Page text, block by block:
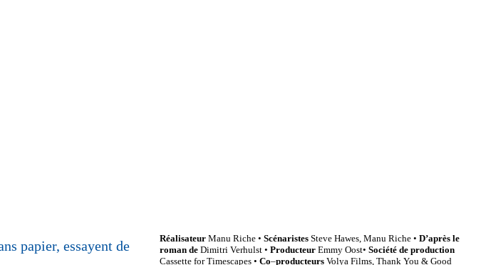
papier, essayent de
Réalisateur Manu Riche •Scénaristes Steve Hawes, Manu Riche •D’après le
roman de Dimitri Verhulst •Producteur Emmy Oost•Société de production
Cassette for Timescapes •Co–producteurs Volya Films, Thank You & Good